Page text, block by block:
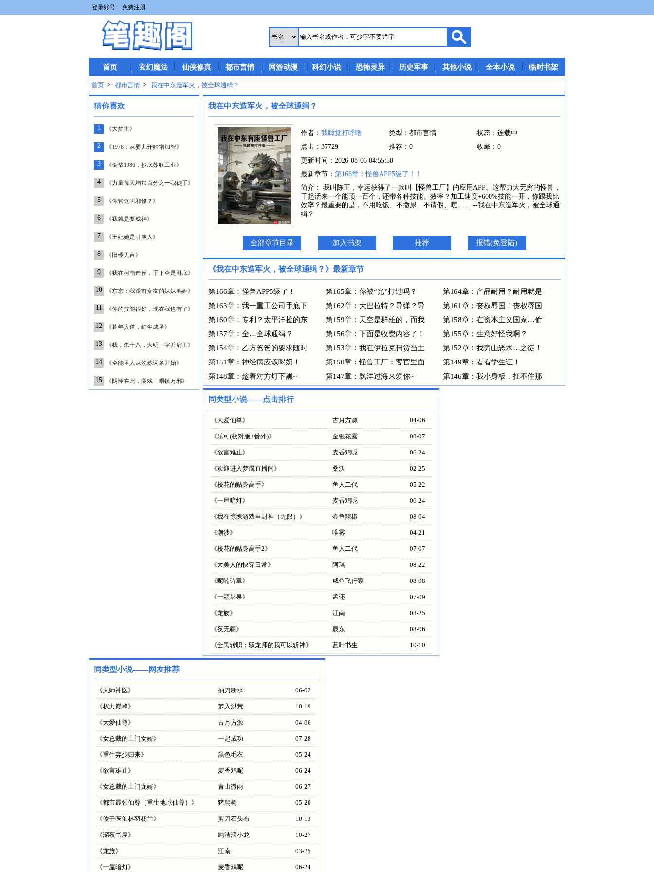
登录账号 免费注册
首页 玄幻魔法 仙侠修真 都市言情 网游动漫 科幻小说 恐怖灵异 历史军事 其他小说 全本小说 临时书架
首页 > 都市言情 > 我在中东造军火，被全球通缉？
猜你喜欢
1 《大梦主》
2 《1978：从婴儿开始增加智》
3 《倒爷1986，抄底苏联工业》
4 《力量每天增加百分之一我徒手》
5 《你管这叫邪修？》
6 《我就是要成神》
7 《王妃她是引渡人》
8 《旧楼无言》
9 《我在柯南造反，手下全是卧底》
10 《东京：我跟前女友的妹妹离婚》
11 《你的技能很好，现在我也有了》
12 《暮年入道，红尘成圣》
13 《我，朱十八，大明一字并肩王》
14 《全能圣人从洗炼词条开始》
15 《阴怜在此，阴戏一唱镇万邪》
我在中东造军火，被全球通缉？
作者： 我睡觉打呼噜 类型：都市言情
状态：连载中
点击：37729
推荐：0
收藏：0
更新时间：2026-08-06 04:55:50
最新章节： 第166章：怪兽APP5级了！！
简介： 我叫陈正，幸运获得了一款叫【怪兽工厂】的应用APP。这帮力大无穷的怪兽，
干起活来一个能顶一百个，还带各种技能。效率？加工速度+600%技能一开，你跟我比
效率？最重要的是，不用吃饭、不撒尿、不请假、嘿…… --我在中东造军火，被全球通
缉？
全部章节目录 加入书架 推荐 报错(免登陆)
《我在中东造军火，被全球通缉？》最新章节
第166章：怪兽APP5级了！ 第165章：你被“光”打过吗？
第164章：产品耐用？耐用就是
第163章：我一重工公司手底下
第162章：大巴拉特？导弹？导
第161章：丧权辱国！丧权辱国
第160章：专利？太平洋捡的东
第159章：天空是群雄的，而我
第158章：在资本主义国家…偷
第157章：全…全球通缉？
第156章：下面是收费内容了！
第155章：生意好怪我啊？
第154章：乙方爸爸的要求随时
第153章：我在伊拉克扫货当土
第152章：我穷山恶水…之徒！
第151章：神经病应该喝奶！
第150章：怪兽工厂：客官里面
第149章：看看学生证！
第148章：趁着对方灯下黑~
第147章：飘洋过海来爱你~ 第146章：我小身板，扛不住那
同类型小说——点击排行
《大爱仙尊》 古月方源 04-06
《乐可(校对版+番外)》 金银花露 08-07
《欲言难止》 麦香鸡呢 06-24
《欢迎进入梦魇直播间》 桑沃 02-25
《校花的贴身高手》 鱼人二代 05-22
《一屋暗灯》 麦香鸡呢 06-24
《我在惊悚游戏里封神（无限） 》 壶鱼辣椒 08-04
《潮沙》 唯雾 04-21
《校花的贴身高手2》 鱼人二代 07-07
《大美人的快穿日常》 阿琪 08-22
《呢喃诗章》 咸鱼飞行家 08-08
《一颗苹果》 孟还 07-09
《龙族》 江南 03-25
《夜无疆》 辰东 08-06
《全民转职：驭龙师的我可以斩神》 蓝叶书生 10-10
同类型小说——网友推荐
《天师神医》 抽刀断水 06-02
《权力巅峰》 梦入洪荒 10-19
《大爱仙尊》 古月方源 04-06
《女总裁的上门女婿》 一起成功 07-28
《重生弃少归来》 黑色毛衣 05-24
《欲言难止》 麦香鸡呢 06-24
《女总裁的上门龙婿》 青山微雨 06-27
《都市最强仙尊（重生地球仙尊） 》 猪爬树 05-20
《傻子医仙林羽杨兰》 剪刀石头布 10-13
《深夜书屋》 纯洁滴小龙 10-27
《龙族》 江南 03-25
《一屋暗灯》 麦香鸡呢 06-24